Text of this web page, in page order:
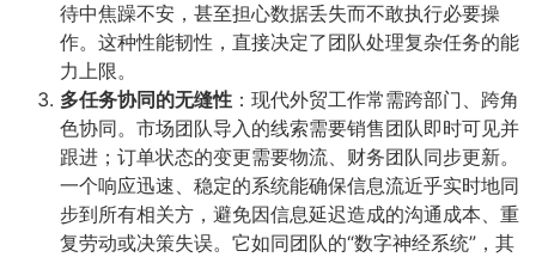
待中焦躁不安，甚至担心数据丢失而不敢执行必要操
作。这种性能韧性，直接决定了团队处理复杂任务的能
力上限。
多任务协同的无缝性 ​：现代外贸工作常需跨部门、跨角
色协同。市场团队导入的线索需要销售团队即时可见并
跟进；订单状态的变更需要物流、财务团队同步更新。
一个响应迅速、稳定的系统能确保信息流近乎实时地同
步到所有相关方，避免因信息延迟造成的沟通成本、重
复劳动或决策失误。它如同团队的“数字神经系统”，其